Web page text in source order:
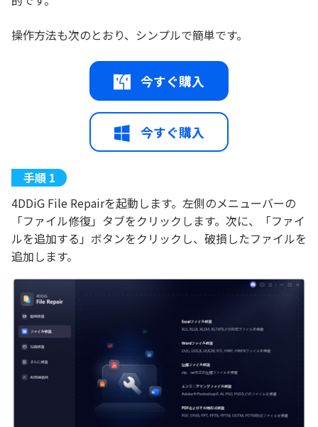
操作方法も次のとおり、シンプルで簡単です。
今すぐ購入
今すぐ購入
4DDiG File Repairを起動します。左側のメニューバーの
「ファイル修復」タブをクリックします。次に、「ファイ
ルを追加する」ボタンをクリックし、破損したファイルを
追加します。